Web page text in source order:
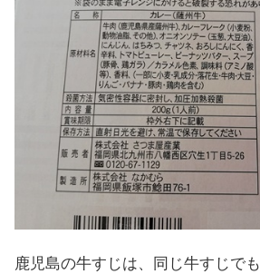
鹿児島の牛すじは、同じ牛すじでも